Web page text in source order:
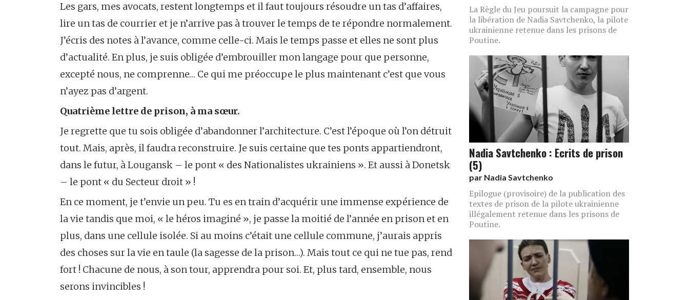
Les gars, mes avocats, restent longtemps et il faut toujours résoudre un tas d’affaires,
lire un tas de courrier et je n’arrive pas à trouver le temps de te répondre normalement.
J’écris des notes à l’avance, comme celle-ci. Mais le temps passe et elles ne sont plus
d’actualité. En plus, je suis obligée d’embrouiller mon langage pour que personne,
excepté nous, ne comprenne… Ce qui me préoccupe le plus maintenant c’est que vous
n’ayez pas d’argent.
Quatrième lettre de prison, à ma sœur.
Je regrette que tu sois obligée d’abandonner l’architecture. C’est l’époque où l’on détruit
tout. Mais, après, il faudra reconstruire. Je suis certaine que tes ponts appartiendront,
dans le futur, à Lougansk – le pont « des Nationalistes ukrainiens ». Et aussi à Donetsk
– le pont « du Secteur droit » !
En ce moment, je t’envie un peu. Tu es en train d’acquérir une immense expérience de
la vie tandis que moi, « le héros imaginé », je passe la moitié de l’année en prison et en
plus, dans une cellule isolée. Si au moins c’était une cellule commune, j’aurais appris
des choses sur la vie en taule (la sagesse de la prison…). Mais tout ce qui ne tue pas, rend
fort ! Chacune de nous, à son tour, apprendra pour soi. Et, plus tard, ensemble, nous
serons invincibles !
La Règle du Jeu poursuit la campagne pour
la libération de Nadia Savtchenko, la pilote
ukrainienne retenue dans les prisons de
Poutine.
Nadia Savtchenko : Ecrits de prison
(5)
par Nadia Savtchenko
Epilogue (provisoire) de la publication des
textes de prison de la pilote ukrainienne
illégalement retenue dans les prisons de
Poutine.